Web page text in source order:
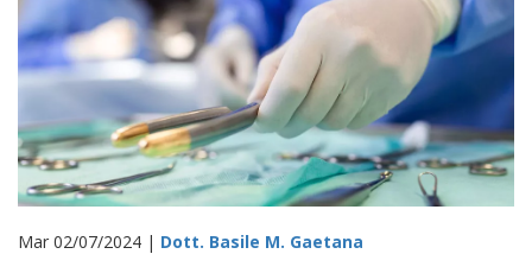
Mar 02/07/2024 | Dott. Basile M. Gaetana